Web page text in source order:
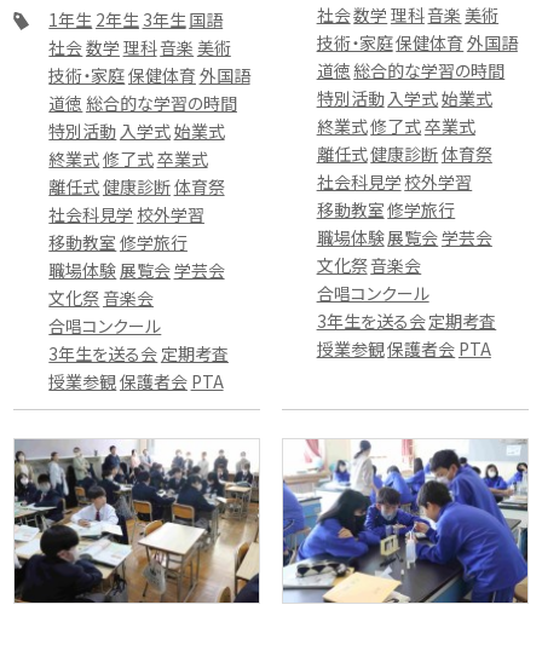
1年生 2年生 3年生 国語
社会数学 理科音楽 美術
技術・家庭保健体育 外国語
道徳 総合的な学習の時間
特別活動 入学式始業式
終業式修了式卒業式
離任式健康診断体育祭
社会科見学 校外学習
移動教室 修学旅行
職場体験 展覧会学芸会
文化祭音楽会
合唱コンクール
3年生を送る会 定期考査
授業参観保護者会 PTA
社会数学 理科音楽 美術
技術・家庭保健体育 外国語
道徳総合的な学習の時間
特別活動 入学式始業式
終業式修了式卒業式
離任式健康診断体育祭
社会科見学 校外学習
移動教室修学旅行
職場体験展覧会学芸会
文化祭音楽会
合唱コンクール
3年生を送る会定期考査
授業参観保護者会 PTA